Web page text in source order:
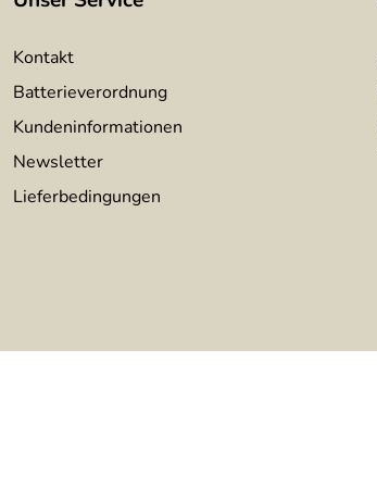
Kontakt
Batterieverordnung
Kundeninformationen
Newsletter
Lieferbedingungen